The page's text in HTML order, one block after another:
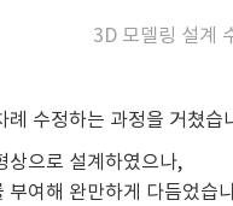
3D 모델링 설계
례 수정하는 과정을 거쳤습
상으로 설계하였으나,
여해 완만하게 다듬었습